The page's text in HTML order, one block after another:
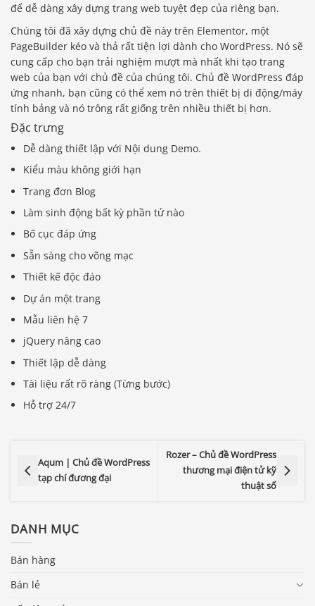
để dễ dàng xây dựng trang web tuyệt đẹp của riêng bạn.
Chúng tôi đã xây dựng chủ đề này trên Elementor, một
PageBuilder kéo và thả rất tiện lợi dành cho WordPress. Nó sẽ
cung cấp cho bạn trải nghiệm mượt mà nhất khi tạo trang
web của bạn với chủ đề của chúng tôi. Chủ đề WordPress đáp
ứng nhanh, bạn cũng có thể xem nó trên thiết bị di động/máy
tính bảng và nó trông rất giống trên nhiều thiết bị hơn.
Đặc trưng
Dễ dàng thiết lập với Nội dung Demo.
Kiểu màu không giới hạn
Trang đơn Blog
Làm sinh động bất kỳ phần tử nào
Bố cục đáp ứng
Sẵn sàng cho võng mạc
Thiết kế độc đáo
Dự án một trang
Mẫu liên hệ 7
jQuery nâng cao
Thiết lập dễ dàng
Tài liệu rất rõ ràng (Từng bước)
Hỗ trợ 24/7
Aqum | Chủ đề WordPress
tạp chí đương đại
Rozer – Chủ đề WordPress
thương mại điện tử kỹ
thuật số
DANH MỤC
Bán hàng
Bán lẻ